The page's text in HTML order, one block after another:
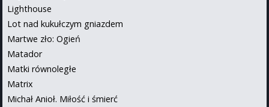
Lighthouse
Lot nad kukułczym gniazdem
Martwe zło: Ogień
Matador
Matki równoległe
Matrix
Michał Anioł. Miłość i śmierć